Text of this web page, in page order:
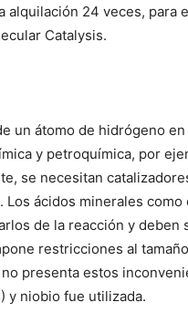
alquilación 24 veces,
Catalysis.
un átomo de hidrógeno
y petroquímica, por
se necesitan
ácidos minerales
de la reacción y
restricciones al
presenta estos
y niobio fue utilizada.